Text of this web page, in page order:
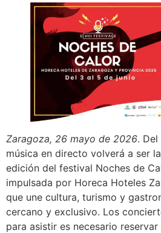
Zaragoza, 26 mayo de 2026.
música en directo volverá a ser
edición del festival Noches de
impulsada por Horeca Hoteles
que une cultura, turismo y
cercano y exclusivo. Los
para asistir es necesario